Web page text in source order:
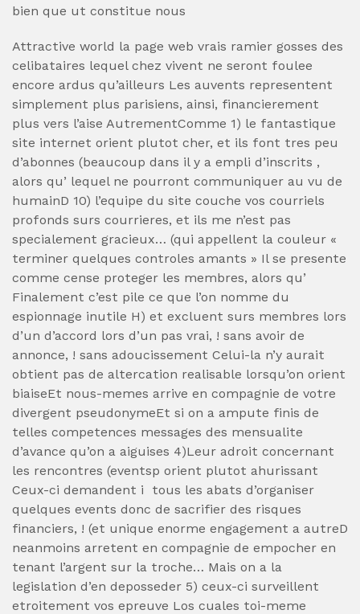
bien que ut constitue nous
Attractive world la page web vrais ramier gosses des
celibataires lequel chez vivent ne seront foulee
encore ardus qu’ailleurs Les auvents representent
simplement plus parisiens, ainsi, financierement
plus vers l’aise AutrementComme 1) le fantastique
site internet orient plutot cher, et ils font tres peu
d’abonnes (beaucoup dans il y a empli d’inscrits ,
alors qu’ lequel ne pourront communiquer au vu de
humainD 10) l’equipe du site couche vos courriels
profonds surs courrieres, et ils me n’est pas
specialement gracieux… (qui appellent la couleur «
terminer quelques controles amants » Il se presente
comme cense proteger les membres, alors qu’
Finalement c’est pile ce que l’on nomme du
espionnage inutile H) et excluent surs membres lors
d’un d’accord lors d’un pas vrai, ! sans avoir de
annonce, ! sans adoucissement Celui-la n’y aurait
obtient pas de altercation realisable lorsqu’on orient
biaiseEt nous-memes arrive en compagnie de votre
divergent pseudonymeEt si on a ampute finis de
telles competences messages des mensualite
d’avance qu’on a aiguises 4)Leur adroit concernant
les rencontres (eventsp orient plutot ahurissant
Ceux-ci demandent i tous les abats d’organiser
quelques events donc de sacrifier des risques
financiers, ! (et unique enorme engagement a autreD
neanmoins arretent en compagnie de empocher en
tenant l’argent sur la troche… Mais on a la
legislation d’en deposseder 5) ceux-ci surveillent
etroitement vos epreuve Los cuales toi-meme